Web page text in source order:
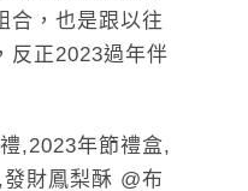
合，也是跟以往
反正2023過年伴